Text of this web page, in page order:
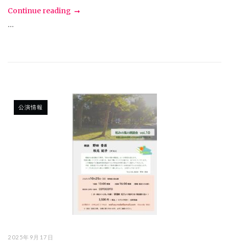
Continue reading
...
公演情報
2025年9月17日